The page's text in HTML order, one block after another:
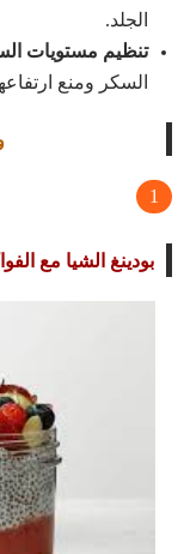
الجلد.
تنظيم مستويات
السكر ومنع
بودينغ الشيا مع